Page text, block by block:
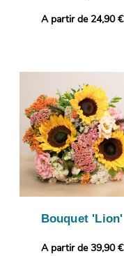
A partir de 24,90 €
Bouquet 'Lion'
A partir de 39,90 €